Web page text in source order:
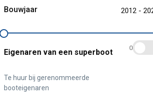
Bouwjaar 2012 -
Eigenaren van een superboot
Te huur bij gerenommeerde
booteigenaren
0